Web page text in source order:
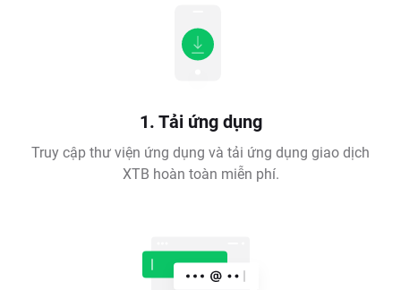
1. Tải ứng dụng
Truy cập thư viện ứng dụng và tải ứng dụng giao dịch
XTB hoàn toàn miễn phí.